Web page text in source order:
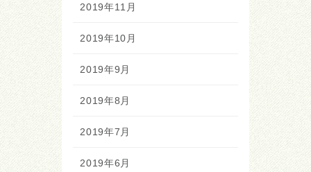
2019年11月
2019年10月
2019年9月
2019年8月
2019年7月
2019年6月